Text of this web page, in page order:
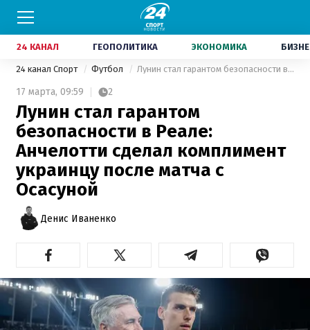
24 КАНАЛ ГЕОПОЛИТИКА ЭКОНОМИКА
24 канал Спорт Футбол Лунин стал гарантом безопасности в Реале: Анчелотти сделал комплимент украинцу после матча с Осасуной
17 марта, 09:59 2
Лунин стал гарантом
безопасности в Реале:
Анчелотти сделал комплимент
украинцу после матча с
Осасуной
Денис Иваненко